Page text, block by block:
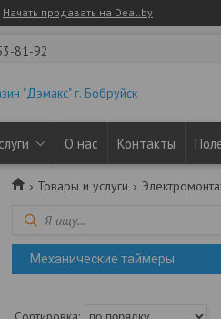
Начать продавать на Deal.by
81-92
"Дэмакс" г. Бобруйск
О нас Контакты
Товары и услуги
Механические таймеры